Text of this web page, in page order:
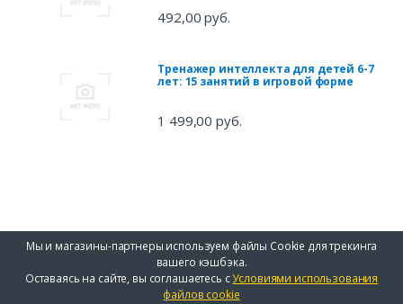
492,00 руб.
Тренажер интеллекта для детей 6-7
лет: 15 занятий в игровой форме
1 499,00 руб.
Мы и магазины-партнеры используем файлы Cookie для трекинга
вашего кэшбэка.
Оставаясь на сайте, вы соглашаетесь сУсловиями использования
файлов cookie